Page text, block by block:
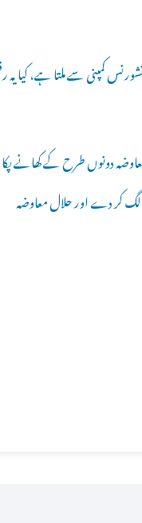
کمپنی سے ملتا ہے، کیا یہ
دونوں طرح کے کھانے
کر دے اور حلال معاوضہ